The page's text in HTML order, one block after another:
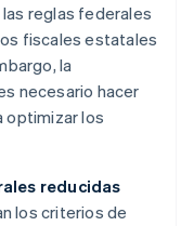
reglas federales
fiscales estatales
la
necesario hacer
optimizar los
reducidas
los criterios de